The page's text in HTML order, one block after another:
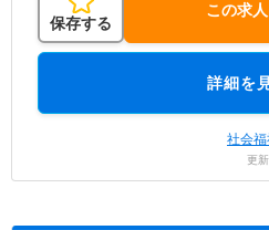
保存する
この求
詳細を
社会
更